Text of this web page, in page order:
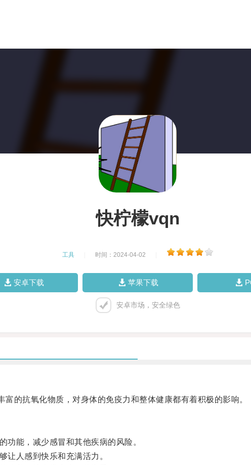
快柠檬vqn
工具 时间：2024-04-02
安卓下载 苹果下载
安卓市场，安全绿色
抗氧化物质，对身体的免疫力和整体健康都有着积极的影响。
能，减少感冒和其他疾病的风险。
人感到快乐和充满活力。